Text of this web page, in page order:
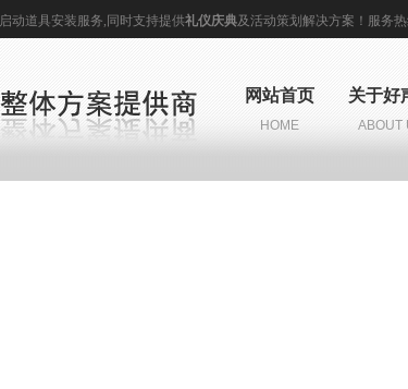
启动道具安装服务,同时支持提供礼仪庆典及活动策划 解决方案！服务热
网站首页
HOME
关于好
ABOUT